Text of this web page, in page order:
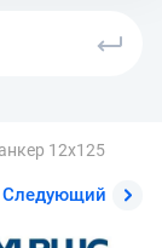
12x125
Следующий